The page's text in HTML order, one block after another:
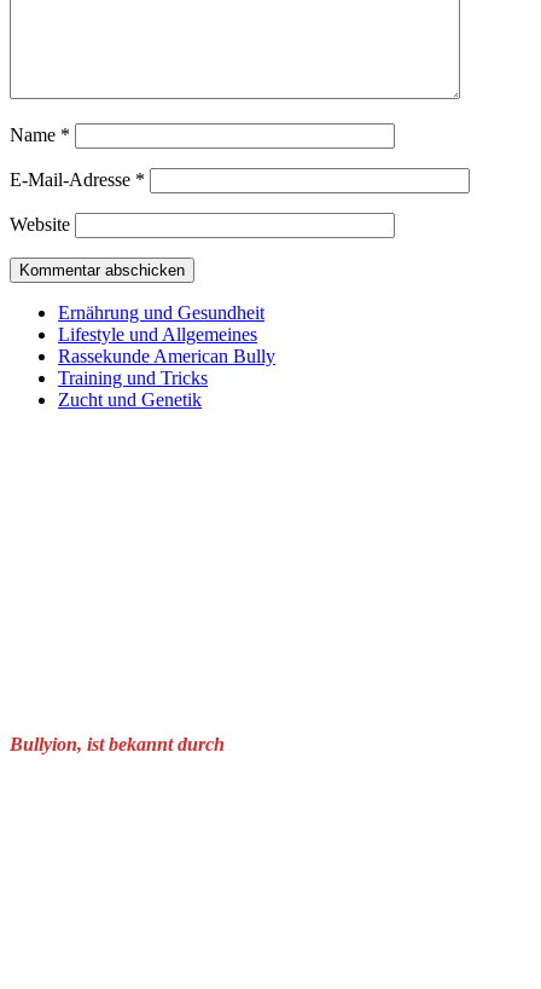
Name *
E-Mail-Adresse *
Website
Ernährung und Gesundheit
Lifestyle und Allgemeines
Rassekunde American Bully
Training und Tricks
Zucht und Genetik
Bullyion, ist bekannt durch